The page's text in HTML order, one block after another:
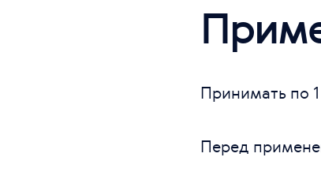
Принимать по
Перед